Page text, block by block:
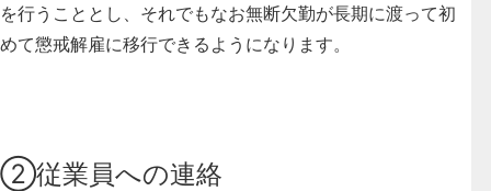
を行うこととし、 それでもなお無断欠勤が長期に渡って初
めて懲戒解雇に移行できるようになります。
②従業員への連絡